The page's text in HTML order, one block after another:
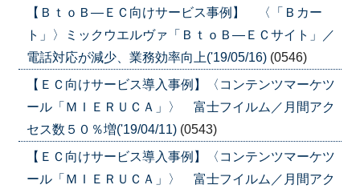
【ＢｔｏＢ―ＥＣ向けサービス事例】 〈「Ｂカー
ト」〉ミックウエルヴァ「ＢｔｏＢ―ＥＣサイト」／
電話対応が減少、業務効率向上('19/05/16) (0546)
【ＥＣ向けサービス導入事例】〈コンテンツマーケツ
ール「ＭＩＥＲＵＣＡ」〉 富士フイルム／月間アク
セス数５０％増('19/04/11) (0543)
【ＥＣ向けサービス導入事例】〈コンテンツマーケツ
ール「ＭＩＥＲＵＣＡ」〉 富士フイルム／月間アク